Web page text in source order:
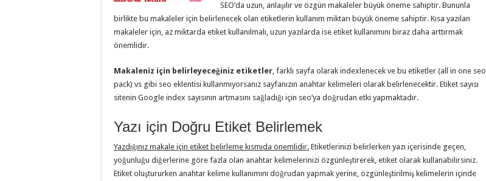
SEO’da uzun, anlaşılır ve özgün makaleler büyük öneme sahiptir. Bununla
birlikte bu makaleler için belirlenecek olan etiketlerin kullanım miktarı büyük öneme sahiptir. Kısa yazılan
makaleler için, az miktarda etiket kullanılmalı, uzun yazılarda ise etiket kullanımını biraz daha arttırmak
önemlidir.
Makaleniz için belirleyeceğiniz etiketler, farklı sayfa olarak indexlenecek ve bu etiketler (all in one seo
pack) vs gibi seo eklentisi kullanmıyorsanız sayfanızın anahtar kelimeleri olarak belirlenecektir. Etiket sayısı
sitenin Google index sayısının artmasını sağladığı için seo’ya doğrudan etki yapmaktadır.
Yazı için Doğru Etiket Belirlemek
Yazdığınız makale için etiket belirleme kısmıda önemlidir. Etiketlerinizi belirlerken yazı içerisinde geçen,
yoğunluğu diğerlerine göre fazla olan anahtar kelimelerinizi özgünleştirerek, etiket olarak kullanabilirsiniz.
Etiket oluştururken anahtar kelime kullanımını doğrudan yapmak yerine, özgünleştirilmiş kelimelerin içinde